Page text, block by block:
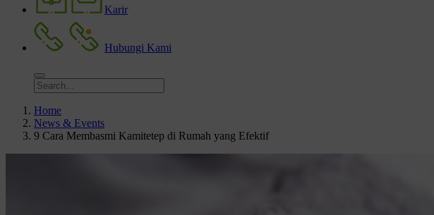
Karir
Hubungi Kami
Home
News & Events
9 Cara Membasmi Kamitetep di Rumah yang Efektif